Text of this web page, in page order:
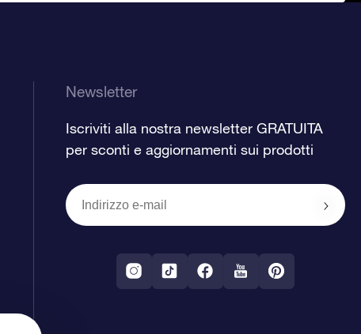
Newsletter
Iscriviti alla nostra newsletter GRATUITA
per sconti e aggiornamenti sui prodotti